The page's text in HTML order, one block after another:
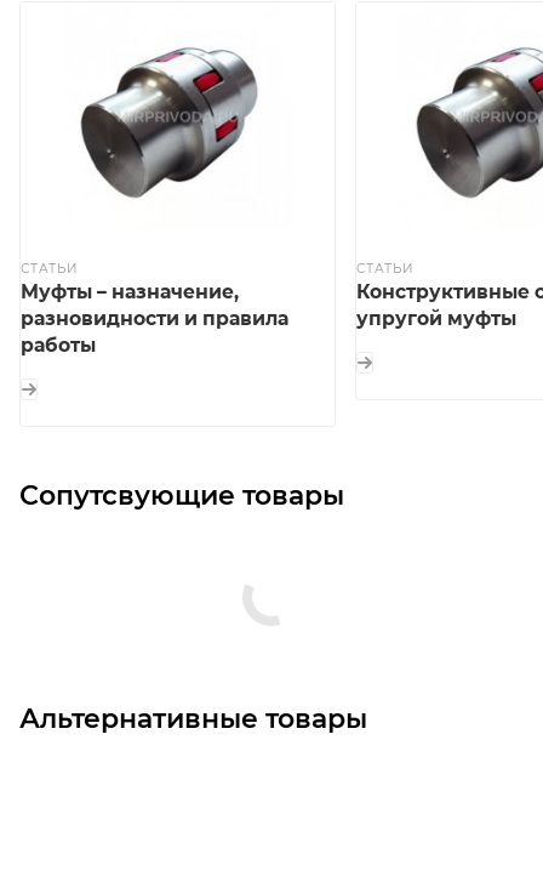
СТАТЬИ
Муфты – назначение,
разновидности и правила
работы
СТАТЬИ
Конструктивные
упругой муфты
Сопутсвующие товары
Альтернативные товары